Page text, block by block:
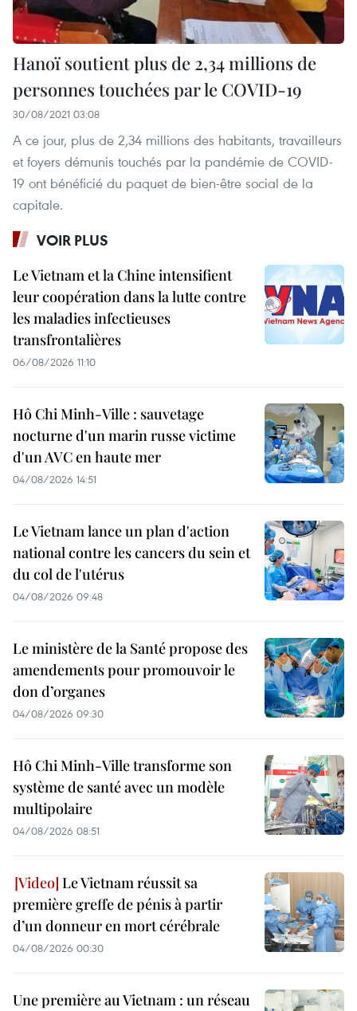
Hanoï soutient plus de 2,34 millions de
personnes touchées par le COVID-19
30/08/2021 03:08
A ce jour, plus de 2,34 millions des habitants, travailleurs
et foyers démunis touchés par la pandémie de COVID-
19 ont bénéficié du paquet de bien-être social de la
capitale.
VOIR PLUS
Le Vietnam et la Chine intensifient
leur coopération dans la lutte contre
les maladies infectieuses
transfrontalières
06/08/2026 11:10
Hô Chi Minh-Ville : sauvetage
nocturne d'un marin russe victime
d'un AVC en haute mer
04/08/2026 14:51
Le Vietnam lance un plan d'action
national contre les cancers du sein et
du col de l'utérus
04/08/2026 09:48
Le ministère de la Santé propose des
amendements pour promouvoir le
don d’organes
04/08/2026 09:30
Hô Chi Minh-Ville transforme son
système de santé avec un modèle
multipolaire
04/08/2026 08:51
Le Vietnam réussit sa
première greffe de pénis à partir
d’un donneur en mort cérébrale
04/08/2026 00:30
Une première au Vietnam : un réseau